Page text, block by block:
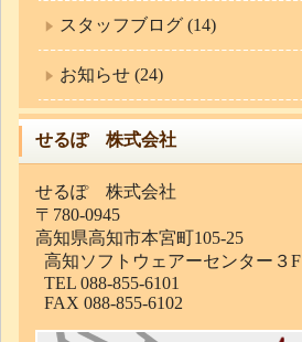
スタッフブログ (14)
お知らせ (24)
せるぽ 株式会社
せるぽ 株式会社
〒780-0945
高知県高知市本宮町105-25
高知ソフトウェアーセンター３F
TEL 088-855-6101
FAX 088-855-6102